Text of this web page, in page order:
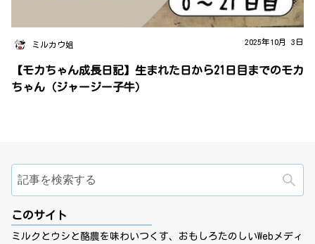
ミルカウ姐 2025年10月 3日
【モカちゃん成長日記】生まれた日から21日目までのモカ
ちゃん（ジャージー子牛）
このサイト
ミルクとウシと酪農を味わいつくす、おもしろたのしいWebメディ